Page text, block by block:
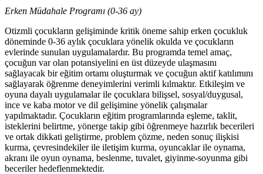
Erken Müdahale Programı (0-36 ay)
Otizmli çocukların gelişiminde kritik öneme sahip erken çocukluk
döneminde 0-36 aylık çocuklara yönelik okulda ve çocukların
evlerinde sunulan uygulamalardır. Bu programda temel amaç,
çocuğun var olan potansiyelini en üst düzeyde ulaşmasını
sağlayacak bir eğitim ortamı oluşturmak ve çocuğun aktif katılımını
sağlayarak öğrenme deneyimlerini verimli kılmaktır. Etkileşim ve
oyuna dayalı uygulamalar ile çocuklara bilişsel, sosyal/duygusal,
ince ve kaba motor ve dil gelişimine yönelik çalışmalar
yapılmaktadır. Çocukların eğitim programlarında eşleme, taklit,
isteklerini belirtme, yönerge takip gibi öğrenmeye hazırlık becerileri
ve ortak dikkati geliştirme, problem çözme, neden sonuç ilişkisi
kurma, çevresindekiler ile iletişim kurma, oyuncaklar ile oynama,
akranı ile oyun oynama, beslenme, tuvalet, giyinme-soyunma gibi
beceriler hedeflenmektedir.